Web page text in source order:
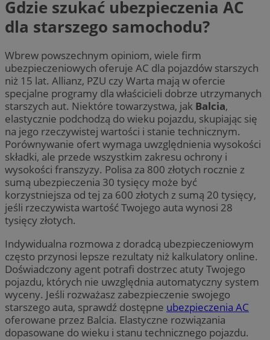
Gdzie szukać ubezpieczenia AC
dla starszego samochodu?
Wbrew powszechnym opiniom, wiele firm
ubezpieczeniowych oferuje AC dla pojazdów starszych
niż 15 lat. Allianz, PZU czy Warta mają w ofercie
specjalne programy dla właścicieli dobrze utrzymanych
starszych aut. Niektóre towarzystwa, jak Balcia,
elastycznie podchodzą do wieku pojazdu, skupiając się
na jego rzeczywistej wartości i stanie technicznym.
Porównywanie ofert wymaga uwzględnienia wysokości
składki, ale przede wszystkim zakresu ochrony i
wysokości franszyzy. Polisa za 800 złotych rocznie z
sumą ubezpieczenia 30 tysięcy może być
korzystniejsza od tej za 600 złotych z sumą 20 tysięcy,
jeśli rzeczywista wartość Twojego auta wynosi 28
tysięcy złotych.
Indywidualna rozmowa z doradcą ubezpieczeniowym
często przynosi lepsze rezultaty niż kalkulatory online.
Doświadczony agent potrafi dostrzec atuty Twojego
pojazdu, których nie uwzględnia automatyczny system
wyceny. Jeśli rozważasz zabezpieczenie swojego
starszego auta, sprawdź dostępne ubezpieczenia AC
oferowane przez Balcia. Elastyczne rozwiązania
dopasowane do wieku i stanu technicznego pojazdu.